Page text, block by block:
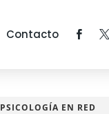
Contacto
PSICOLOGÍA EN RED